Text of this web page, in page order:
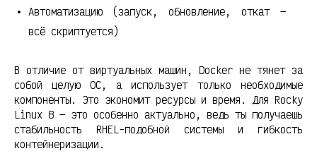
Автоматизацию (запуск, обновление, откат —
всё скриптуется)
В отличие от виртуальных машин, Docker не тянет за
собой целую ОС, а использует только необходимые
компоненты. Это экономит ресурсы и время. Для Rocky
Linux 8 — это особенно актуально, ведь ты получаешь
стабильность RHEL-подобной системы и гибкость
контейнеризации.